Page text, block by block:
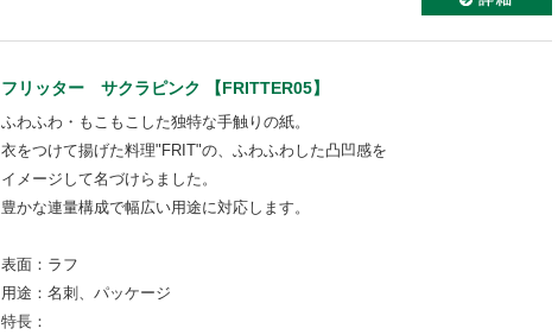
フリッター サクラピンク 【FRITTER05】
ふわふわ・もこもこした独特な手触りの紙。
衣をつけて揚げた料理"FRIT"の、ふわふわした凸凹感を
イメージして名づけらました。
豊かな連量構成で幅広い用途に対応します。
表面：ラフ
用途：名刺、パッケージ
特長：